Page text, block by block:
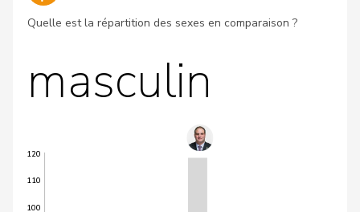
Quelle est la répartition des sexes en comparaison ?
masculin
100
110
120